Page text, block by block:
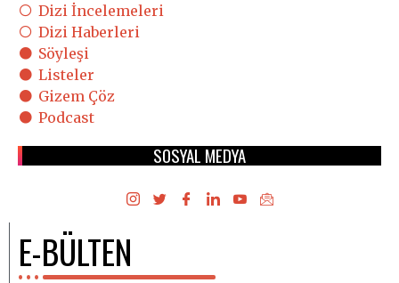
Dizi İncelemeleri
Dizi Haberleri
Söyleşi
Listeler
Gizem Çöz
Podcast
SOSYAL MEDYA
E-BÜLTEN